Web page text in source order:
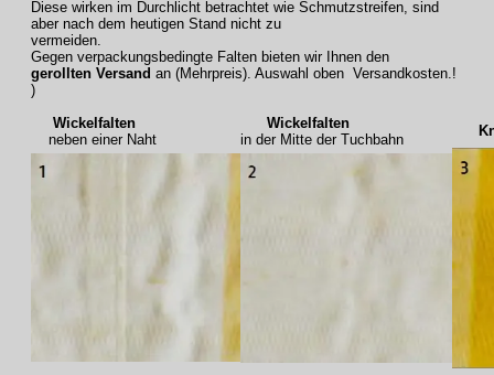
Diese wirken im Durchlicht betrachtet wie Schmutzstreifen, sind
aber nach dem heutigen Stand nicht zu
vermeiden.
Gegen verpackungsbedingte Falten bieten wir Ihnen den
gerollten Versand an (Mehrpreis). Auswahl oben Versandkosten.!
)
Wickelfalten
neben einer Naht
Wickelfalten
in der Mitte der Tuchbahn